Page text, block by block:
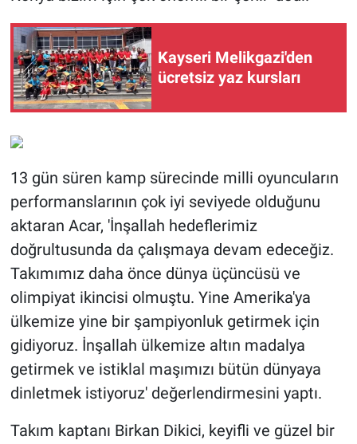
Kayseri Melikgazi'den
ücretsiz yaz kursları
13 gün süren kamp sürecinde milli oyuncuların
performanslarının çok iyi seviyede olduğunu
aktaran Acar, 'İnşallah hedeflerimiz
doğrultusunda da çalışmaya devam edeceğiz.
Takımımız daha önce dünya üçüncüsü ve
olimpiyat ikincisi olmuştu. Yine Amerika'ya
ülkemize yine bir şampiyonluk getirmek için
gidiyoruz. İnşallah ülkemize altın madalya
getirmek ve istiklal maşımızı bütün dünyaya
dinletmek istiyoruz' değerlendirmesini yaptı.
Takım kaptanı Birkan Dikici, keyifli ve güzel bir